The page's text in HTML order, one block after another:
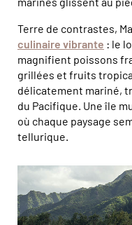
Terre de contrastes,
culinaire vibrante : le
magnifient poissons
grillées et fruits
délicatement mariné,
du Pacifique. Une île
où chaque paysage
tellurique.